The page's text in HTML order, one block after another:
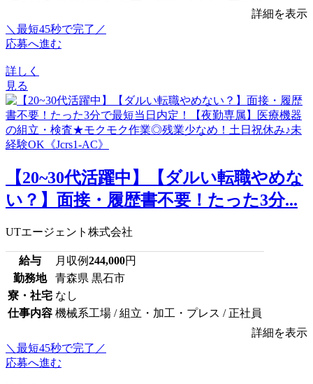
詳細を表示
＼最短45秒で完了／
応募へ進む
詳しく
見る
【20~30代活躍中】【ダルい転職やめな
い？】面接・履歴書不要！たった3分...
UTエージェント株式会社
給与 月収例244,000円
勤務地
青森県 黒石市
寮・社宅 なし
仕事内容 機械系工場 / 組立・加工・プレス / 正社員
詳細を表示
＼最短45秒で完了／
応募へ進む